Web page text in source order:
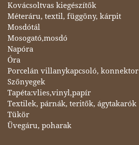
Kovácsoltvas kiegészítők
Méteráru, textil, függöny, kárpit
Mosdótál
Mosogató,mosdó
Napóra
Óra
Porcelán villanykapcsoló, konnektor
Szőnyegek
Tapéta:vlies,vinyl,papír
Textilek, párnák, teritők, ágytakarók
Tükör
Üvegáru, poharak